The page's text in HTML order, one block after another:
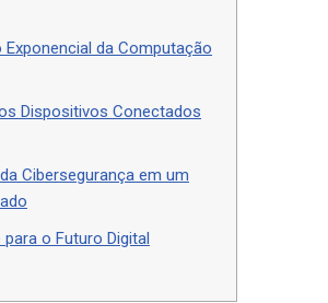
da Computação
Dispositivos Conectados
Cibersegurança em um
o Futuro Digital